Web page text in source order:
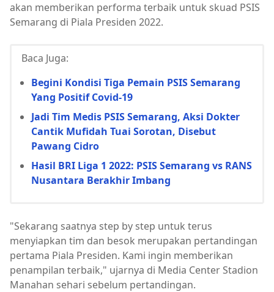
akan memberikan performa terbaik untuk skuad PSIS
Semarang di Piala Presiden 2022.
Baca Juga:
Begini Kondisi Tiga Pemain PSIS Semarang
Yang Positif Covid-19
Jadi Tim Medis PSIS Semarang, Aksi Dokter
Cantik Mufidah Tuai Sorotan, Disebut
Pawang Cidro
Hasil BRI Liga 1 2022: PSIS Semarang vs RANS
Nusantara Berakhir Imbang
"Sekarang saatnya step by step untuk terus
menyiapkan tim dan besok merupakan pertandingan
pertama Piala Presiden. Kami ingin memberikan
penampilan terbaik," ujarnya di Media Center Stadion
Manahan sehari sebelum pertandingan.